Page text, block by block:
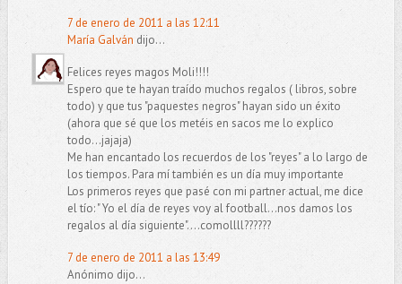
7 de enero de 2011 a las 12:11
María Galván dijo...
Felices reyes magos Moli!!!!
Espero que te hayan traído muchos regalos ( libros, sobre
todo) y que tus "paquestes negros" hayan sido un éxito
(ahora que sé que los metéis en sacos me lo explico
todo...jajaja)
Me han encantado los recuerdos de los "reyes" a lo largo de
los tiempos. Para mí también es un día muy importante
Los primeros reyes que pasé con mi partner actual, me dice
el tío: " Yo el día de reyes voy al football...nos damos los
regalos al día siguiente"....comollll??????
7 de enero de 2011 a las 13:49
Anónimo dijo...